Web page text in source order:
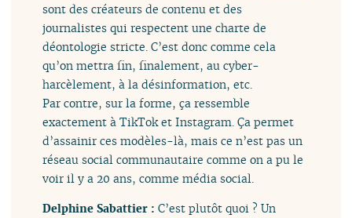
sont des créateurs de contenu et des
journalistes qui respectent une charte de
déontologie stricte. C’est donc comme cela
qu’on mettra fin, finalement, au cyber-
harcèlement, à la désinformation, etc.
Par contre, sur la forme, ça ressemble
exactement à TikTok et Instagram. Ça permet
d’assainir ces modèles-là, mais ce n’est pas un
réseau social communautaire comme on a pu le
voir il y a 20 ans, comme média social.
Delphine Sabattier :C’est plutôt quoi ? Un